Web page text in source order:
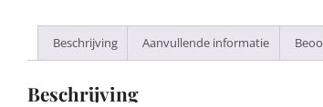
Beschrijving Aanvullende informatie
Beschrijving